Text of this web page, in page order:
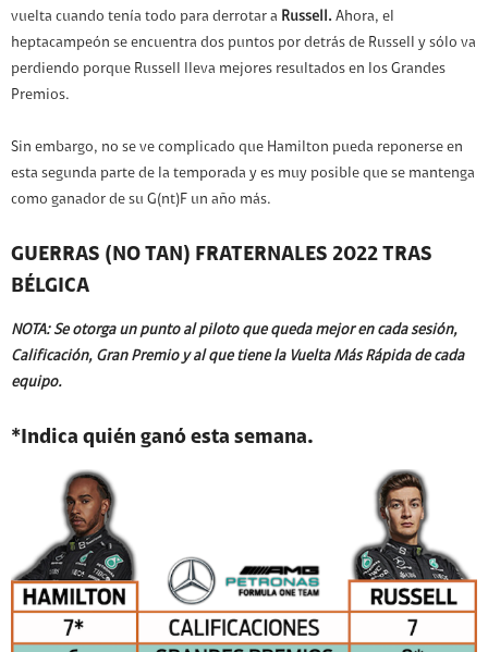
vuelta cuando tenía todo para derrotar a Russell. Ahora, el
heptacampeón se encuentra dos puntos por detrás de Russell y sólo va
perdiendo porque Russell lleva mejores resultados en los Grandes
Premios.
Sin embargo, no se ve complicado que Hamilton pueda reponerse en
esta segunda parte de la temporada y es muy posible que se mantenga
como ganador de su G(nt)F un año más.
GUERRAS (NO TAN) FRATERNALES 2022 TRAS
BÉLGICA
NOTA: Se otorga un punto al piloto que queda mejor en cada sesión,
Calificación, Gran Premio y al que tiene la Vuelta Más Rápida de cada
equipo.
*Indica quién ganó esta semana.